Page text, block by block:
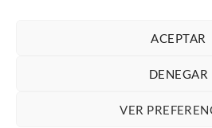
ACEPTAR
DENEGAR
VER